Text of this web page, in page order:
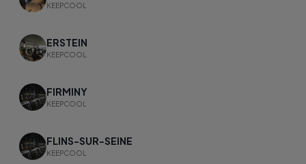
KEEPCOOL
ERSTEIN
KEEPCOOL
FIRMINY
KEEPCOOL
FLINS-SUR-SEINE
KEEPCOOL